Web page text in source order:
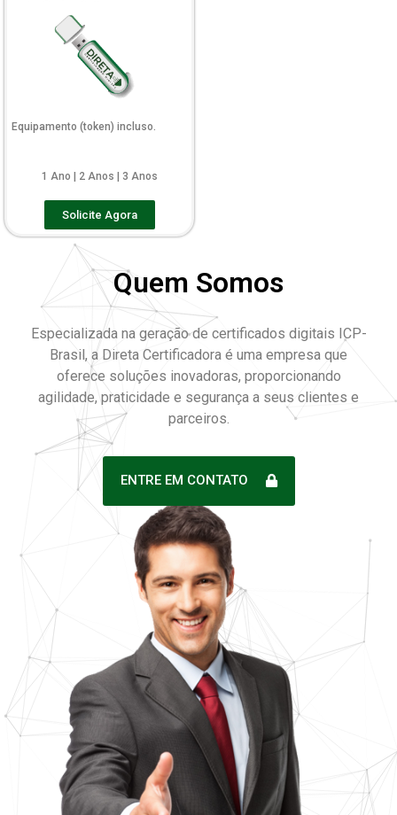
Equipamento (token) incluso.
1 Ano | 2 Anos | 3 Anos
Solicite Agora
Quem Somos
Especializada na geração de certificados digitais ICP-
Brasil, a Direta Certificadora é uma empresa que
oferece soluções inovadoras, proporcionando
agilidade, praticidade e segurança a seus clientes e
parceiros.
ENTRE EM CONTATO